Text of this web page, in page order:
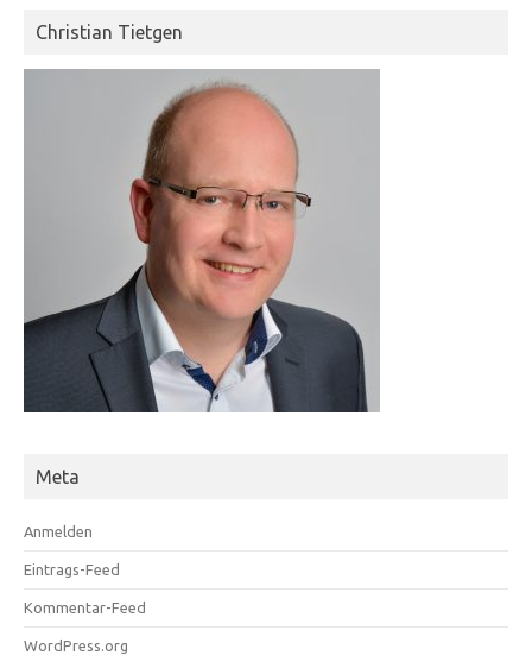
Christian Tietgen
Meta
Anmelden
Eintrags-Feed
Kommentar-Feed
WordPress.org